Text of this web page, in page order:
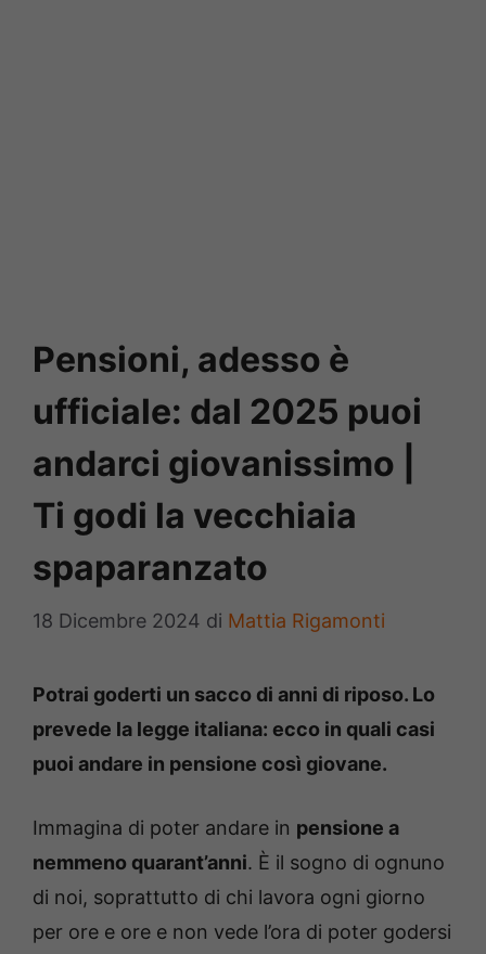
Pensioni, adesso è
ufficiale: dal 2025 puoi
andarci giovanissimo |
Ti godi la vecchiaia
spaparanzato
18 Dicembre 2024 di Mattia Rigamonti
Potrai goderti un sacco di anni di riposo. Lo
prevede la legge italiana: ecco in quali casi
puoi andare in pensione così giovane.
Immagina di poter andare in pensione a
nemmeno quarant’anni. È il sogno di ognuno
di noi, soprattutto di chi lavora ogni giorno
per ore e ore e non vede l’ora di poter godersi